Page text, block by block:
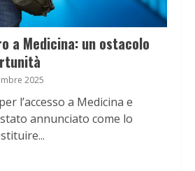
a Medicina: un ostacolo
2025
l’accesso a Medicina e
annunciato come lo